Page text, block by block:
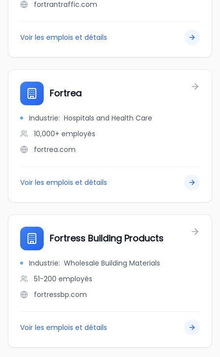
fortrantraffic.com
Voir les emplois et détails
Fortrea
Industrie: Hospitals and Health Care
10,000+ employés
fortrea.com
Voir les emplois et détails
Fortress Building Products
Industrie: Wholesale Building Materials
51-200 employés
fortressbp.com
Voir les emplois et détails